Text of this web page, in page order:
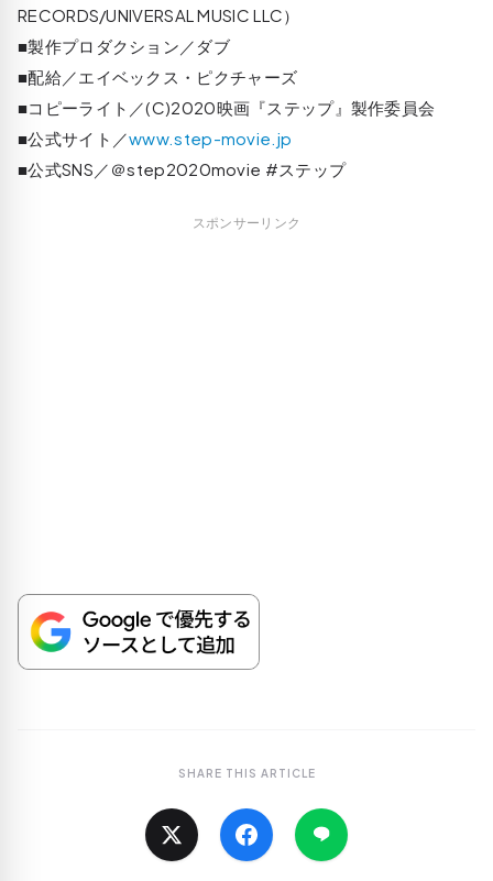
RECORDS/UNIVERSAL MUSIC LLC）
■製作プロダクション／ダブ
■配給／エイベックス・ピクチャーズ
■コピーライト／(C)2020映画『ステップ』製作委員会
■公式サイト／www.step-movie.jp
■公式SNS／＠step2020movie #ステップ
スポンサーリンク
SHARE THIS ARTICLE